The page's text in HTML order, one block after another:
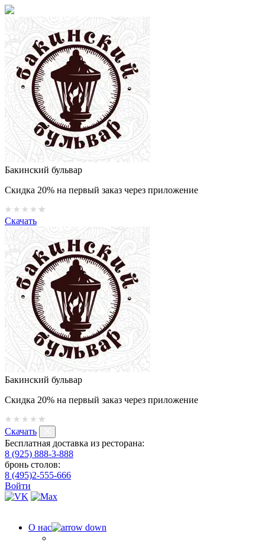
Бакинский бульвар
Скидка 20% на первый заказ через приложение
Скачать
Бакинский бульвар
Скидка 20% на первый заказ через приложение
Скачать
Бесплатная доставка из ресторана:
8 (925) 888-3-888
бронь столов:
8 (495)2-555-666
Войти
О нас